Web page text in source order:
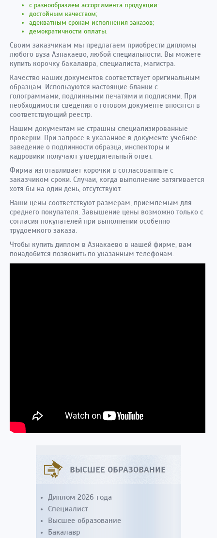
с разнообразием ассортимента продукции:
достойным качеством;
адекватным срокам исполнения заказов;
демократичности оплаты.
Своим заказчикам мы предлагаем приобрести дипломы
любого вуза Азнакаево, любой специальности. Вы можете
купить корочку бакалавра, специалиста, магистра.
Качество наших документов соответствует оригинальным
образцам. Используются настоящие бланки с
голограммами, подлинными печатями и подписями. При
необходимости сведения о готовом документе вносятся в
соответствующий реестр.
Нашим документам не страшны специализированные
проверки. При запросе в указанное в документе учебное
заведение о подлинности образца, инспекторы и
кадровики получают утвердительный ответ.
Фирма изготавливает корочки в согласованные с
заказчиком сроки. Случаи, когда выполнение затягивается
хотя бы на один день, отсутствуют.
Наши цены соответствуют размерам, приемлемым для
среднего покупателя. Завышение цены возможно только с
согласия покупателей при выполнении особенно
трудоемкого заказа.
Чтобы купить диплом в Азнакаево в нашей фирме, вам
понадобится позвонить по указанным телефонам.
ВЫСШЕЕ ОБРАЗОВАНИЕ
Диплом 2026 года
Специалист
Высшее образование
Бакалавр